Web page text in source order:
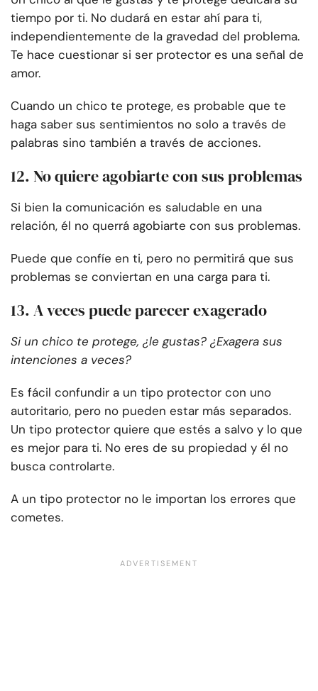
tiempo por ti. No dudará en estar ahí para ti,
independientemente de la gravedad del problema.
Te hace cuestionar si ser protector es una señal de
amor.
Cuando un chico te protege, es probable que te
haga saber sus sentimientos no solo a través de
palabras sino también a través de acciones.
12. No quiere agobiarte con sus problemas
Si bien la comunicación es saludable en una
relación, él no querrá agobiarte con sus problemas.
Puede que confíe en ti, pero no permitirá que sus
problemas se conviertan en una carga para ti.
13. A veces puede parecer exagerado
Si un chico te protege, ¿le gustas? ¿Exagera sus
intenciones a veces?
Es fácil confundir a un tipo protector con uno
autoritario, pero no pueden estar más separados.
Un tipo protector quiere que estés a salvo y lo que
es mejor para ti. No eres de su propiedad y él no
busca controlarte.
A un tipo protector no le importan los errores que
cometes.